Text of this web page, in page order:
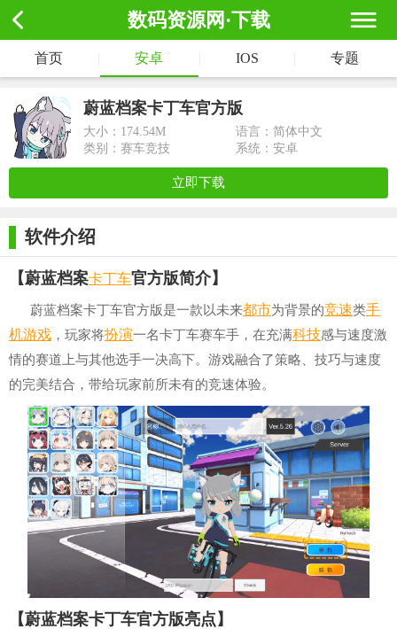
数码资源网·下载
首页 安卓 IOS 专题
蔚蓝档案卡丁车官方版
大小： 174.54M
语言：简体中文
类别：赛车竞技
系统：安卓
立即下载
软件介绍
【蔚蓝档案卡丁车官方版简介】
蔚蓝档案卡丁车官方版是一款以未来都市为背景的竞速类手
机游戏 ，玩家将扮演一名卡丁车赛车手，在充满科技感与速度激
情的赛道上与其他选手一决高下。游戏融合了策略、技巧与速度
的完美结合，带给玩家前所未有的竞速体验。
【蔚蓝档案卡丁车官方版亮点】